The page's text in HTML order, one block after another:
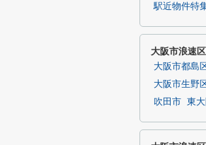
駅近物件特
大阪市浪速
大阪市都島
大阪市生野
吹田市 東